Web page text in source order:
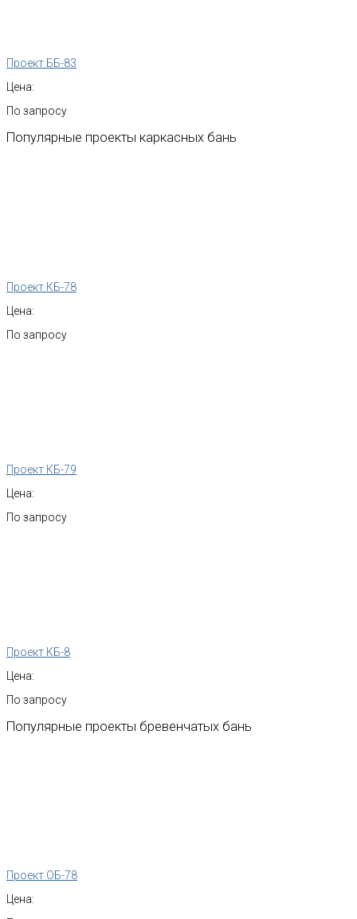
Проект ББ-83
Цена:
По запросу
Популярные проекты каркасных бань
Проект КБ-78
Цена:
По запросу
Проект КБ-79
Цена:
По запросу
Проект КБ-8
Цена:
По запросу
Популярные проекты бревенчатых бань
Проект ОБ-78
Цена: